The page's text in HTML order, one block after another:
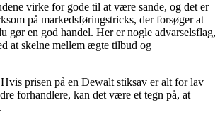
virke for gode til at være sande, og det er
på markedsføringstricks, der forsøger at
gør en god handel. Her er nogle advarselsflag,
at skelne mellem ægte tilbud og
prisen på en Dewalt stiksav er alt for lav
forhandlere, kan det være et tegn på, at